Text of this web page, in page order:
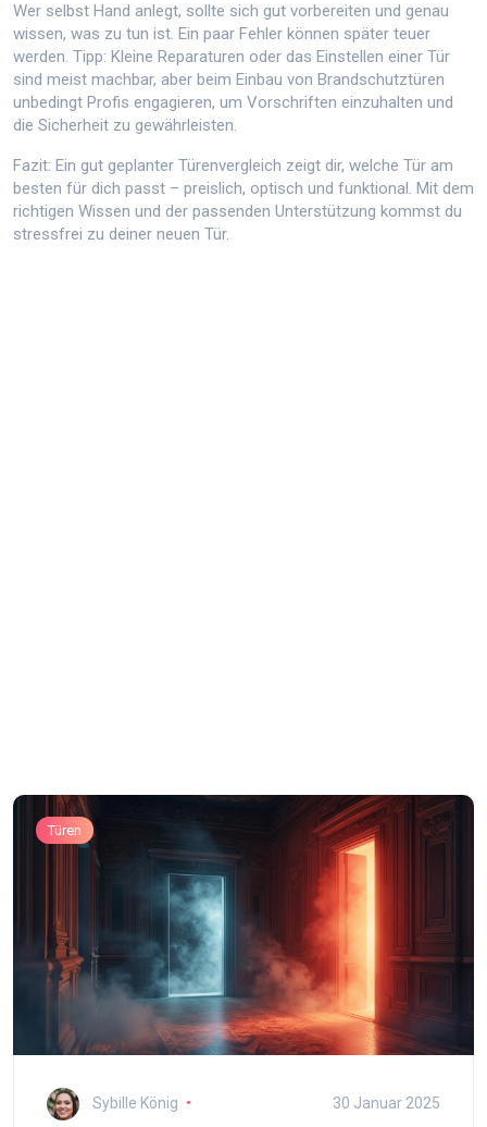
Wer selbst Hand anlegt, sollte sich gut vorbereiten und genau
wissen, was zu tun ist. Ein paar Fehler können später teuer
werden. Tipp: Kleine Reparaturen oder das Einstellen einer Tür
sind meist machbar, aber beim Einbau von Brandschutztüren
unbedingt Profis engagieren, um Vorschriften einzuhalten und
die Sicherheit zu gewährleisten.
Fazit: Ein gut geplanter Türenvergleich zeigt dir, welche Tür am
besten für dich passt – preislich, optisch und funktional. Mit dem
richtigen Wissen und der passenden Unterstützung kommst du
stressfrei zu deiner neuen Tür.
Türen
Sybille König 30 Januar 2025